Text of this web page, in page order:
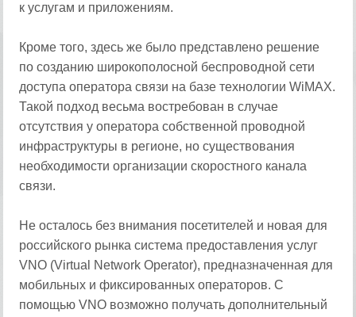
к услугам и приложениям.
Кроме того, здесь же было представлено решение
по созданию широкополосной беспроводной сети
доступа оператора связи на базе технологии WiMAX.
Такой подход весьма востребован в случае
отсутствия у оператора собственной проводной
инфраструктуры в регионе, но существования
необходимости организации скоростного канала
связи.
Не осталось без внимания посетителей и новая для
российского рынка система предоставления услуг
VNO (Virtual Network Operator), предназначенная для
мобильных и фиксированных операторов. С
помощью VNO возможно получать дополнительный